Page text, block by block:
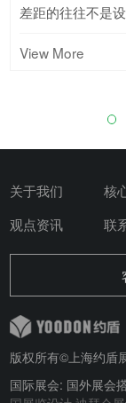
差距的往往不是
View More
展会的舞台,是企
造者,以独特的视
了德国慕尼黑
View More
会满场都是高亮
视觉陷阱的高效思
View More
本常年居高不下,
展示核心的关键.
View More
子展,每年超
突破同质化是抢
View More
烈,展台搭建若想
View More
量密码,让你告别
View More
展体验与效果.以
View More
关于我们 核
观点资讯
联
版权所有©上海约盾
国际展会: 国外展会